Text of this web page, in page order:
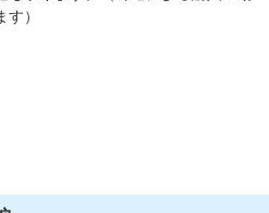
）